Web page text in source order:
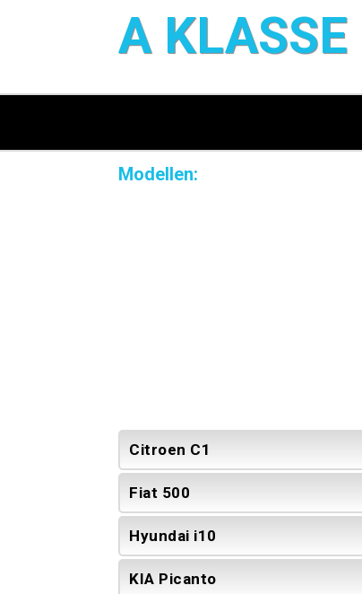
A KLASSE
Modellen:
Citroen C1
Fiat 500
Hyundai i10
KIA Picanto